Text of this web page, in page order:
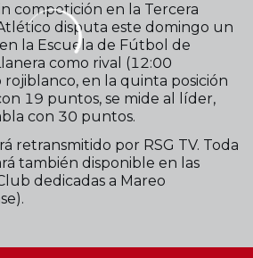
competición en la Tercera
ético disputa este domingo un
la Escuela de Fútbol de
como rival (12:00
en la quinta posición
19 puntos, se mide al líder,
con 30 puntos.
retransmitido por RSG TV. Toda
también disponible en las
dedicadas a Mareo